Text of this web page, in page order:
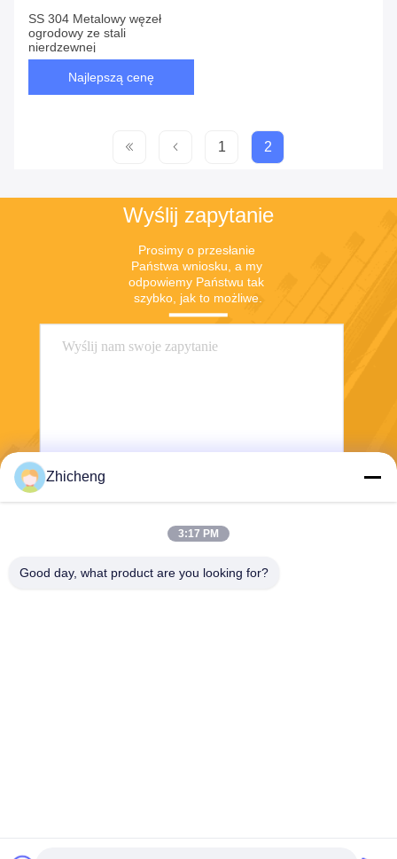
SS 304 Metalowy węzeł
ogrodowy ze stali
nierdzewnej
Najlepszą cenę
1 2
Wyślij zapytanie
Prosimy o przesłanie
Państwa wniosku, a my
odpowiemy Państwu tak
szybko, jak to możliwe.
Wyślij
Zhicheng
3:17 PM
Good day, what product are you looking for?